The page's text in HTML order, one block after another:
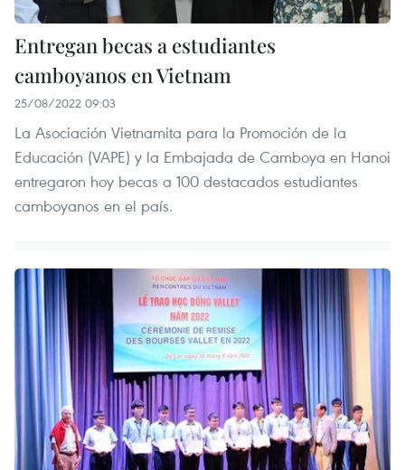
Entregan becas a estudiantes
camboyanos en Vietnam
25/08/2022 09:03
La Asociación Vietnamita para la Promoción de la
Educación (VAPE) y la Embajada de Camboya en Hanoi
entregaron hoy becas a 100 destacados estudiantes
camboyanos en el país.